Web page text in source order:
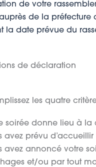
de votre
auprès de la
la date prévue du
de déclaration
les quatre
soirée donne lieu à
avez prévu
avez annoncé votre
et/ou par tout